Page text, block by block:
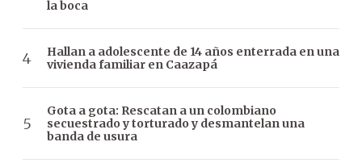
la boca
Hallan a adolescente de 14 años enterrada en una
vivienda familiar en Caazapá
Gota a gota: Rescatan a un colombiano
secuestrado y torturado y desmantelan una
banda de usura